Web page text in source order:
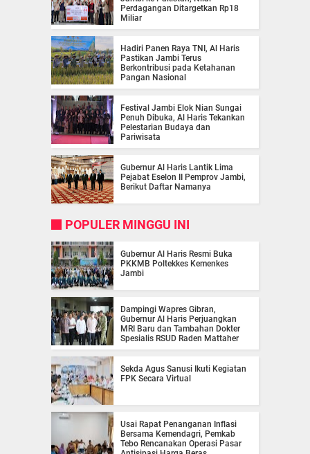
Perdagangan Ditargetkan Rp18
Miliar
Hadiri Panen Raya TNI, Al Haris
Pastikan Jambi Terus
Berkontribusi pada Ketahanan
Pangan Nasional
Festival Jambi Elok Nian Sungai
Penuh Dibuka, Al Haris Tekankan
Pelestarian Budaya dan
Pariwisata
Gubernur Al Haris Lantik Lima
Pejabat Eselon II Pemprov Jambi,
Berikut Daftar Namanya
POPULER MINGGU INI
Gubernur Al Haris Resmi Buka
PKKMB Poltekkes Kemenkes
Jambi
Dampingi Wapres Gibran,
Gubernur Al Haris Perjuangkan
MRI Baru dan Tambahan Dokter
Spesialis RSUD Raden Mattaher
Sekda Agus Sanusi Ikuti Kegiatan
FPK Secara Virtual
Usai Rapat Penanganan Inflasi
Bersama Kemendagri, Pemkab
Tebo Rencanakan Operasi Pasar